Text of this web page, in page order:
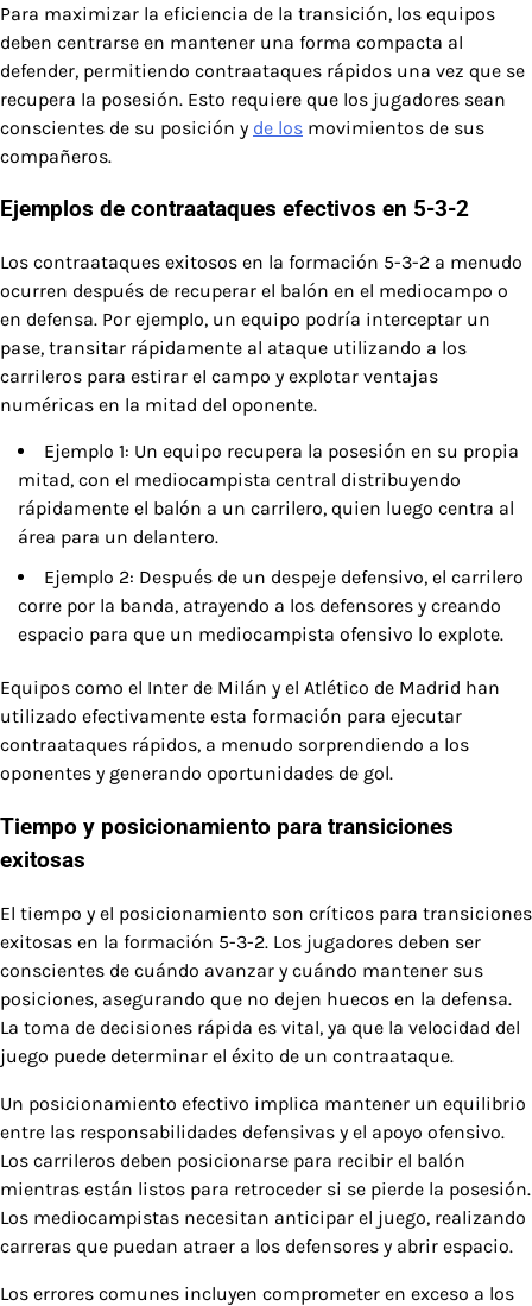
Para maximizar la eficiencia de la transición, los equipos
deben centrarse en mantener una forma compacta al
defender, permitiendo contraataques rápidos una vez que se
recupera la posesión. Esto requiere que los jugadores sean
conscientes de su posición y de los movimientos de sus
compañeros.
Ejemplos de contraataques efectivos en 5-3-2
Los contraataques exitosos en la formación 5-3-2 a menudo
ocurren después de recuperar el balón en el mediocampo o
en defensa. Por ejemplo, un equipo podría interceptar un
pase, transitar rápidamente al ataque utilizando a los
carrileros para estirar el campo y explotar ventajas
numéricas en la mitad del oponente.
Ejemplo 1: Un equipo recupera la posesión en su propia
mitad, con el mediocampista central distribuyendo
rápidamente el balón a un carrilero, quien luego centra al
área para un delantero.
Ejemplo 2: Después de un despeje defensivo, el carrilero
corre por la banda, atrayendo a los defensores y creando
espacio para que un mediocampista ofensivo lo explote.
Equipos como el Inter de Milán y el Atlético de Madrid han
utilizado efectivamente esta formación para ejecutar
contraataques rápidos, a menudo sorprendiendo a los
oponentes y generando oportunidades de gol.
Tiempo y posicionamiento para transiciones
exitosas
El tiempo y el posicionamiento son críticos para transiciones
exitosas en la formación 5-3-2. Los jugadores deben ser
conscientes de cuándo avanzar y cuándo mantener sus
posiciones, asegurando que no dejen huecos en la defensa.
La toma de decisiones rápida es vital, ya que la velocidad del
juego puede determinar el éxito de un contraataque.
Un posicionamiento efectivo implica mantener un equilibrio
entre las responsabilidades defensivas y el apoyo ofensivo.
Los carrileros deben posicionarse para recibir el balón
mientras están listos para retroceder si se pierde la posesión.
Los mediocampistas necesitan anticipar el juego, realizando
carreras que puedan atraer a los defensores y abrir espacio.
Los errores comunes incluyen comprometer en exceso a los